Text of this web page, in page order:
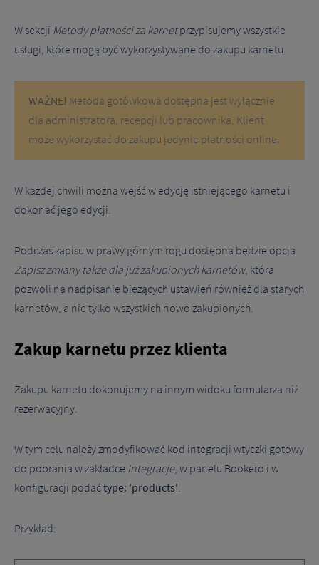
W sekcji Metody płatności za karnetprzypisujemy wszystkie
usługi, które mogą być wykorzystywane do zakupu karnetu.
WAŻNE! Metoda gotówkowa dostępna jest wyłącznie
dla administratora, recepcji lub pracownika. Klient
może wykorzystać do zakupu jedynie płatności online.
W każdej chwili można wejść w edycję istniejącego karnetu i
dokonać jego edycji.
Podczas zapisu w prawy górnym rogu dostępna będzie opcja
Zapisz zmiany także dla już zakupionych karnetów, która
pozwoli na nadpisanie bieżących ustawień również dla starych
karnetów, a nie tylko wszystkich nowo zakupionych.
Zakup karnetu przez klienta
Zakupu karnetu dokonujemy na innym widoku formularza niż
rezerwacyjny.
W tym celu należy zmodyfikować kod integracji wtyczki gotowy
do pobrania w zakładce Integracje, w panelu Bookero i w
konfiguracji podaćtype: 'products'.
Przykład: